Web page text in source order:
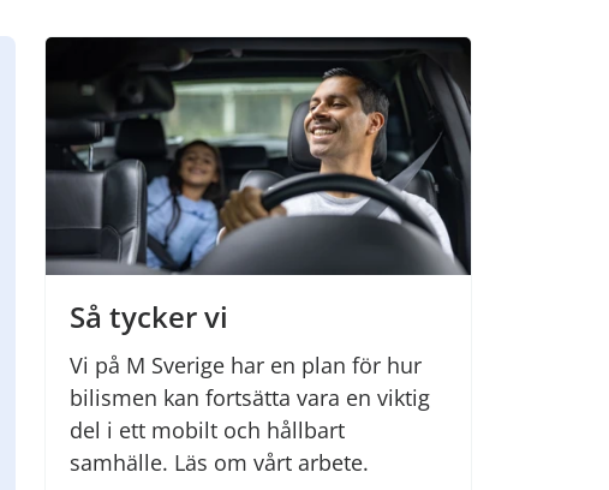
Så tycker vi
Vi på M Sverige har en plan för hur
bilismen kan fortsätta vara en viktig
del i ett mobilt och hållbart
samhälle. Läs om vårt arbete.